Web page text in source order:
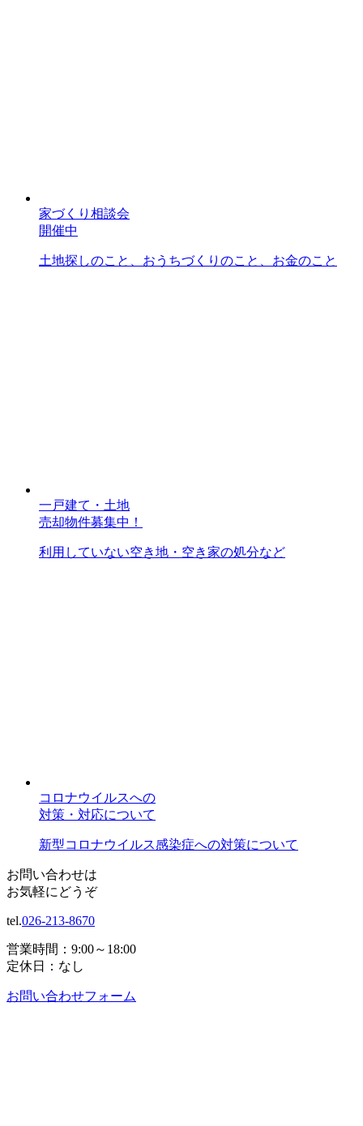
家づくり相談会
開催中
土地探しのこと、おうちづくりのこと、お金のこと
一戸建て・土地
売却物件募集中！
利用していない空き地・空き家の処分など
コロナウイルスへの
対策・対応について
新型コロナウイルス感染症への対策について
お問い合わせは
お気軽にどうぞ
tel.026-213-8670
営業時間：9:00～18:00
定休日：なし
お問い合わせフォーム